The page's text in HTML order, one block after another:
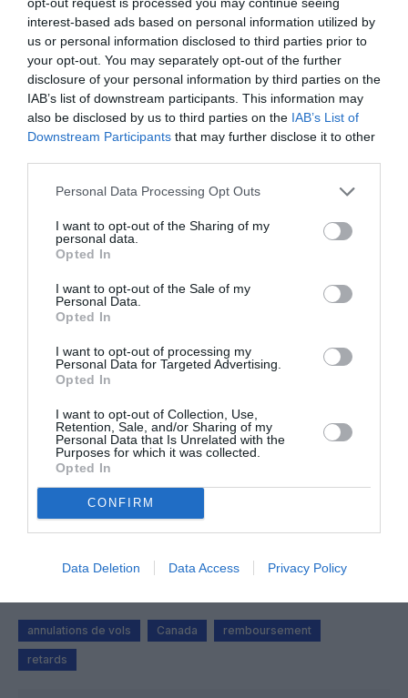
interest-based ads based on personal information utilized by
us or personal information disclosed to third parties prior to
your opt-out. You may separately opt-out of the further
disclosure of your personal information by third parties on the
IAB’s list of downstream participants. This information may
also be disclosed by us to third parties on the IAB’s List of
Downstream Participants that may further disclose it to other
Personal Data Processing Opt Outs
I want to opt-out of the Sharing of my
personal data.
Opted In
I want to opt-out of the Sale of my
Personal Data.
Opted In
I want to opt-out of processing my
Personal Data for Targeted Advertising.
Opted In
I want to opt-out of Collection, Use,
Retention, Sale, and/or Sharing of my
Personal Data that Is Unrelated with the
Purposes for which it was collected.
Opted In
CONFIRM
Data Deletion Data Access Privacy Policy
FAIRE UN DON
Appel aux lecteurs !
Soutenez Air Journal participezà son
développement !
NOUS SOUTENIR
Flynas ouvre une ligne directe entre Médine et
Bruxelles
SWISS : la rentabilité relance le débat sur son
annulations de vols Canada remboursement
retards